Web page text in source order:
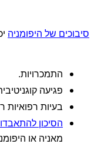
סיבוכים של היפומניה
התמכרויות.
פגיעה
בעיות רפואיות
הסיכון
מאניה או